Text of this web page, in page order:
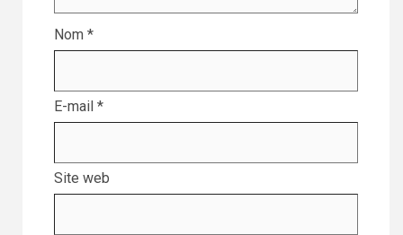
Nom *
E-mail *
Site web